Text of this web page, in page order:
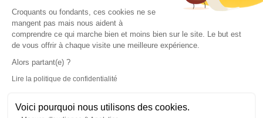
Plateforme de Gestion du
Croquants ou fondants, ces cookies ne se
mangent pas mais nous aident à
comprendre ce qui marche bien et moins bien sur le site. Le but est
de vous offrir à chaque visite une meilleure expérience.
Alors partant(e) ?
Lire la politique de confidentialité
Voici pourquoi nous utilisons des cookies.
Axeptio consent
6
70.26
km
Bourg-en-Bresse - Viriat -
Fermé
113 c/d rue Louis Lépine
01440 Viriat
Fermé aujourd'hui